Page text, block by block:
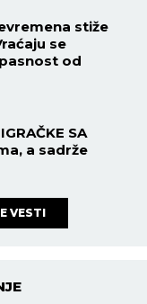
stiže
se
od
SA
a sadrže
VESTI